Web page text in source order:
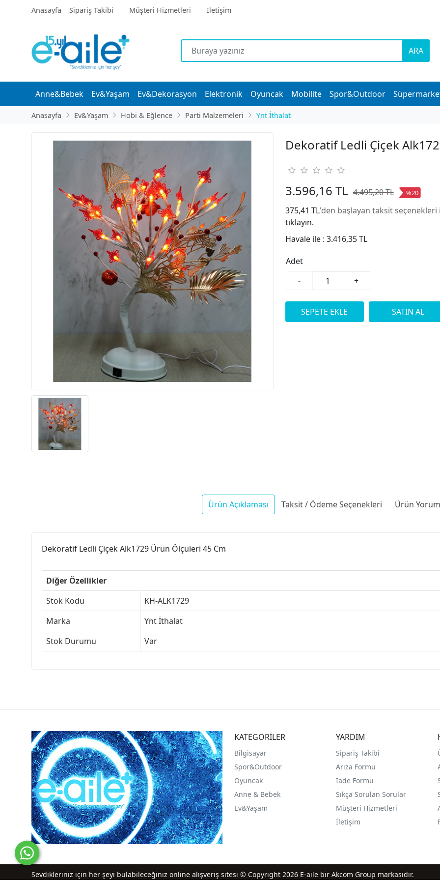
Anasayfa Sipariş Takibi Müşteri Hizmetleri İletişim
ARA
Anne&Bebek Ev&Yaşam Ev&Dekorasyon Elektronik Oyuncak Mobilite Spor&Outdoor
Anasayfa Ev&Yaşam Hobi & Eğlence Parti Malzemeleri Ynt İthalat
Dekoratif Ledli Çiçek
3.596,16 TL 4.495,20 TL %20
375,41 TL'den başlayan taksit seçenekleri
tıklayın.
Havale ile : 3.416,35 TL
Adet
-
+
Ürün Açıklaması Taksit / Ödeme Seçenekleri Ürün
Dekoratif Ledli Çiçek Alk1729 Ürün Ölçüleri 45 Cm
Diğer Özellikler
Stok Kodu
KH-ALK1729
Marka
Ynt İthalat
Stok Durumu
Var
KATEGORİLER
Bilgisayar
Spor&Outdoor
Oyuncak
Anne & Bebek
Ev&Yaşam
YARDIM
Sipariş Takibi
Arıza Formu
İade Formu
Sıkça Sorulan Sorular
Müşteri Hizmetleri
İletişim
Sevdikleriniz için her şeyi bulabileceğiniz online alışveriş sitesi © Copyright 2026 E-aile bir Akcom Group markasıdır.